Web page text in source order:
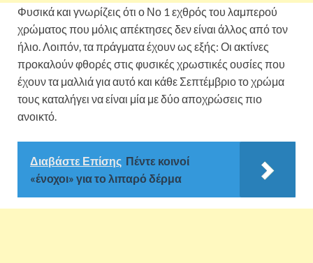
Φυσικά και γνωρίζεις ότι ο Νο 1 εχθρός του λαμπερού
χρώματος που μόλις απέκτησες δεν είναι άλλος από τον
ήλιο. Λοιπόν, τα πράγματα έχουν ως εξής: Οι ακτίνες
προκαλούν φθορές στις φυσικές χρωστικές ουσίες που
έχουν τα μαλλιά για αυτό και κάθε Σεπτέμβριο το χρώμα
τους καταλήγει να είναι μία με δύο αποχρώσεις πιο
ανοικτό.
Διαβάστε Επίσης Πέντε κοινοί
«ένοχοι» για το λιπαρό δέρμα